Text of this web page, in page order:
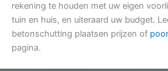
rekening te houden met uw eigen
tuin en huis, en uiteraard uw budget.
betonschutting plaatsen prijzen of
pagina.